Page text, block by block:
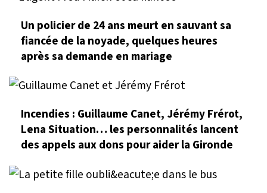
Un policier de 24 ans meurt en sauvant sa
fiancée de la noyade, quelques heures
après sa demande en mariage
Incendies : Guillaume Canet, Jérémy Frérot,
Lena Situation… les personnalités lancent
des appels aux dons pour aider la Gironde